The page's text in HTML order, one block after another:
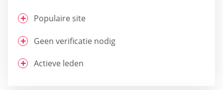
Populaire site
Geen verificatie nodig
Actieve leden